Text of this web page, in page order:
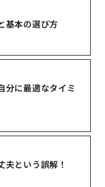
基本の選び方
分に最適なタイミ
という誤解！